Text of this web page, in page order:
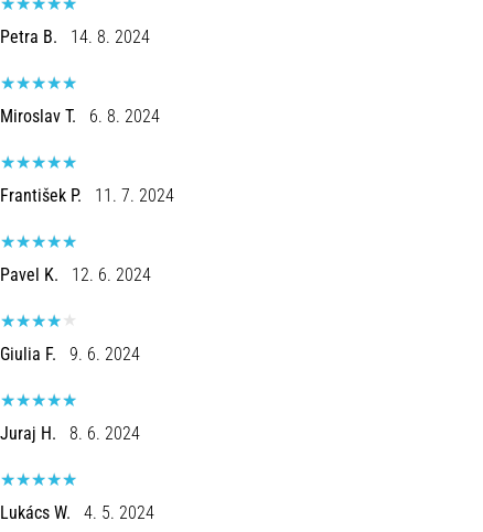
Petra B. 14. 8. 2024
Miroslav T. 6. 8. 2024
František P. 11. 7. 2024
Pavel K. 12. 6. 2024
Giulia F. 9. 6. 2024
Juraj H. 8. 6. 2024
Lukács W. 4. 5. 2024